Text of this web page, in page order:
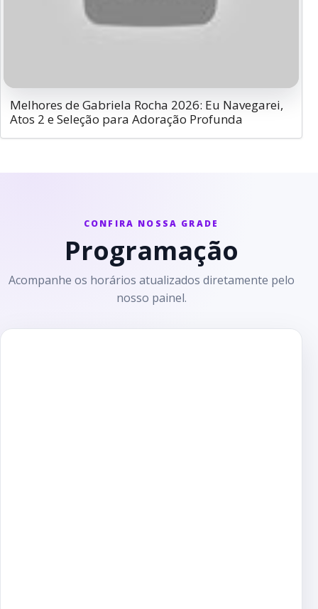
Melhores de Gabriela Rocha 2026: Eu Navegarei,
Atos 2 e Seleção para Adoração Profunda
CONFIRA NOSSA GRADE
Programação
Acompanhe os horários atualizados diretamente pelo
nosso painel.